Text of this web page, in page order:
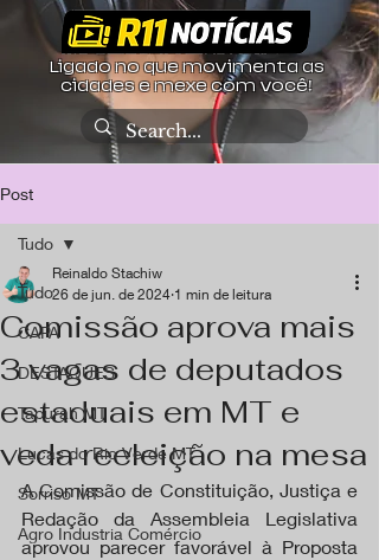
Ligado no que movimenta as
cidades e mexe com você!
Post
Tudo
CAPA
DESTAQUES
Tapurah MT
Lucas do Rio Verde MT
Sorriso MT
Agro Industria Comércio
Tudo
Comissão aprova mais
3 vagas de deputados
estaduais em MT e
veda reeleição na mesa
Reinaldo Stachiw
26 de jun. de 2024 1 min de leitura
A Comissão de Constituição, Justiça e
Redação da Assembleia Legislativa
aprovou parecer favorável à Proposta